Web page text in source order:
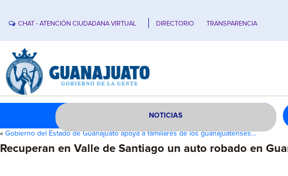
CHAT - ATENCIÓN CIUDADANA VIRTUAL DIRECTORIO TRANSPARENCIA
NOTICIAS
« Gobierno del Estado de Guanajuato apoya a familiares de los guanajuatenses…
Recuperan en Valle de Santiago un auto robado en